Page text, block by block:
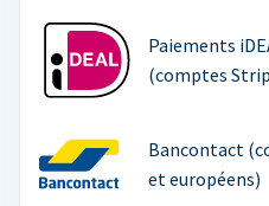
Paiements
(comptes
Bancontact
et européens)